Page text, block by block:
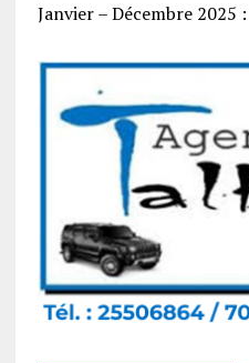
Janvier – Décembre 2025 :